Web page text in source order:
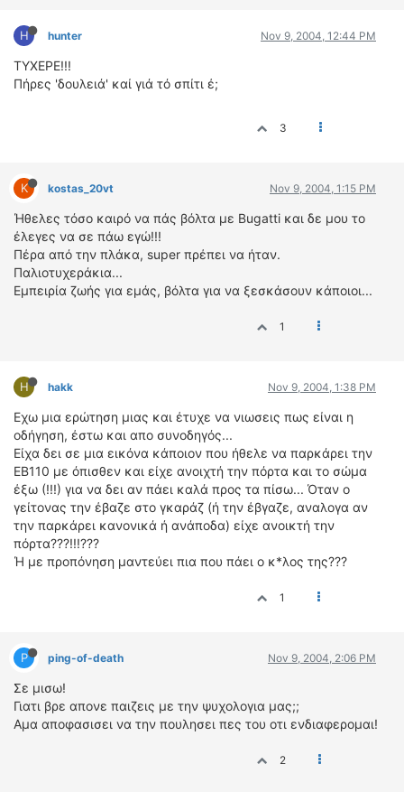
H hunter Nov 9, 2004, 12:44 PM
ΤΥΧΕΡΕ!!!
Πήρες 'δουλειά' καί γιά τό σπίτι έ;
3
K kostas_20vt Nov 9, 2004, 1:15 PM
Ήθελες τόσο καιρό να πάς βόλτα με Bugatti και δε μου το
έλεγες να σε πάω εγώ!!!
Πέρα από την πλάκα, super πρέπει να ήταν.
Παλιοτυχεράκια...
Εμπειρία ζωής για εμάς, βόλτα για να ξεσκάσουν κάποιοι...
1
H hakk Nov 9, 2004, 1:38 PM
Εχω μια ερώτηση μιας και έτυχε να νιωσεις πως είναι η
οδήγηση, έστω και απο συνοδηγός...
Είχα δει σε μια εικόνα κάποιον που ήθελε να παρκάρει την
EB110 με όπισθεν και είχε ανοιχτή την πόρτα και το σώμα
έξω (!!!) για να δει αν πάει καλά προς τα πίσω... Όταν ο
γείτονας την έβαζε στο γκαράζ (ή την έβγαζε, αναλογα αν
την παρκάρει κανονικά ή ανάποδα) είχε ανοικτή την
πόρτα???!!!???
Ή με προπόνηση μαντεύει πια που πάει ο κ*λος της???
1
P ping-of-death Nov 9, 2004, 2:06 PM
Σε μισω!
Γιατι βρε απονε παιζεις με την ψυχολογια μας;;
Αμα αποφασισει να την πουλησει πες του οτι ενδιαφερομαι!
2